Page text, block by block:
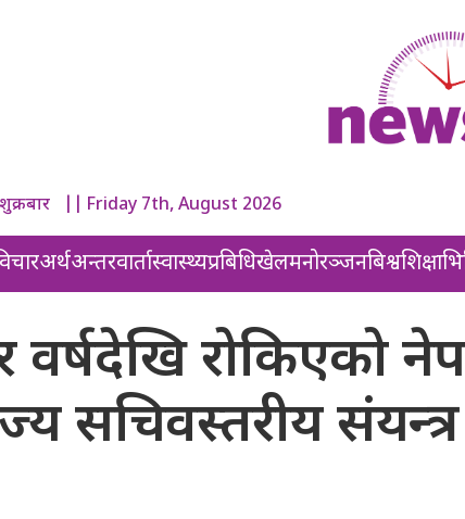
शुक्रबार || Friday 7th, August 2026
अर्थअन्तरवार्तास्वास्थ्यप्रबिधिखेलमनोरञ्जनबिश्वशिक्षा
वर्षदेखि रोकिएको
सचिवस्तरीय